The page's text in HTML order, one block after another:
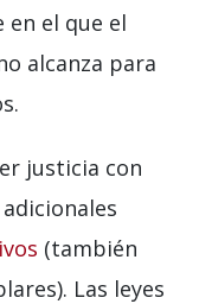
el que el
alcanza para
justicia con
(también
Las leyes